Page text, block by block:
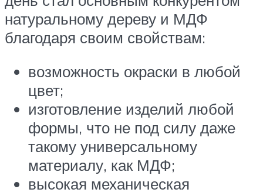
натуральному дереву и МДФ
благодаря своим свойствам:
возможность окраски в любой
цвет;
изготовление изделий любой
формы, что не под силу даже
такому универсальному
материалу, как МДФ;
высокая механическая